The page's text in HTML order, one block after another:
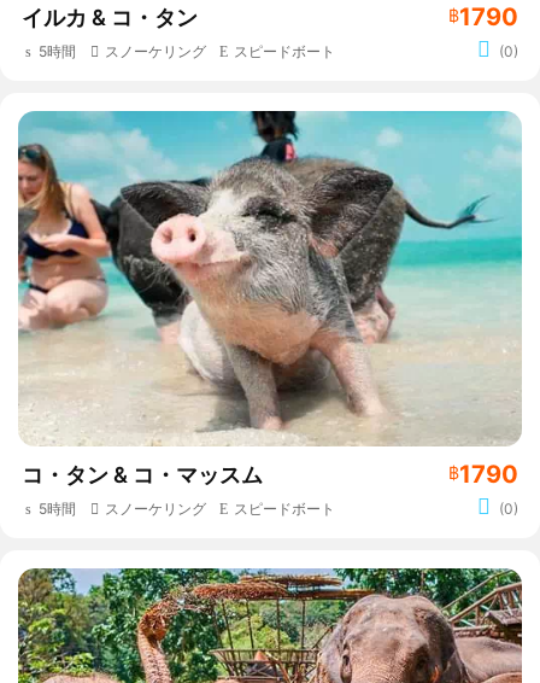
イルカ & コ・タン ฿1790
5時間 スノーケリング スピードボート (0)
コ・タン & コ・マッスム ฿1790
5時間 スノーケリング スピードボート (0)